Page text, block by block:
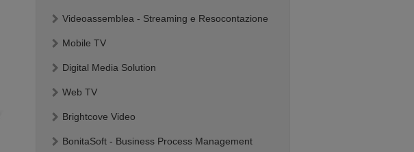
Videoassemblea - Streaming e Resocontazione
Mobile TV
Digital Media Solution
Web TV
Brightcove Video
BonitaSoft - Business Process Management